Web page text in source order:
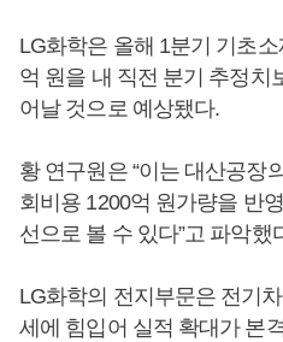
LG화학은 올해 1분기 기초
억 원을 내 직전 분기 추정치
어날 것으로 예상됐다.
황 연구원은 “이는 대산공장
회비용 1200억 원가량을 반
선으로 볼 수 있다”고 파악했
LG화학의 전지부문은 전기
세에 힘입어 실적 확대가 본